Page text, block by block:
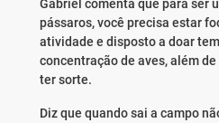
Gabriel comenta que para ser
pássaros, você precisa estar
atividade e disposto a doar
concentração de aves, além
ter sorte.
Diz que quando sai a campo